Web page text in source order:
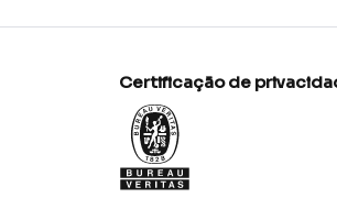
Certificação de